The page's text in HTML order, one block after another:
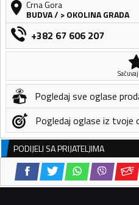
Crna Gora
BUDVA/ > OKOLINA GRADA
+382 67 606 207
Pogledaj sve oglase
Pogledaj oglase iz tvoje
PODIJELI SA PRIJATELJIMA